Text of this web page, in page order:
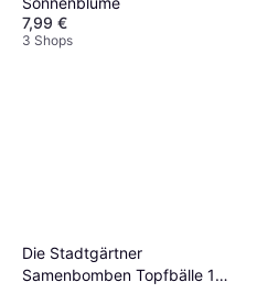
7,99 €
3 Shops
Die Stadtgärtner
Samenbomben Topfbälle 1